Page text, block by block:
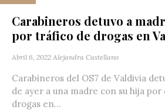
Carabineros detuvo a
por tráfico de drogas en
Abril 6, 2022 Alejandra Castellano
Carabineros del OS7 de Valdivia
de ayer a una madre con su hija
drogas en...